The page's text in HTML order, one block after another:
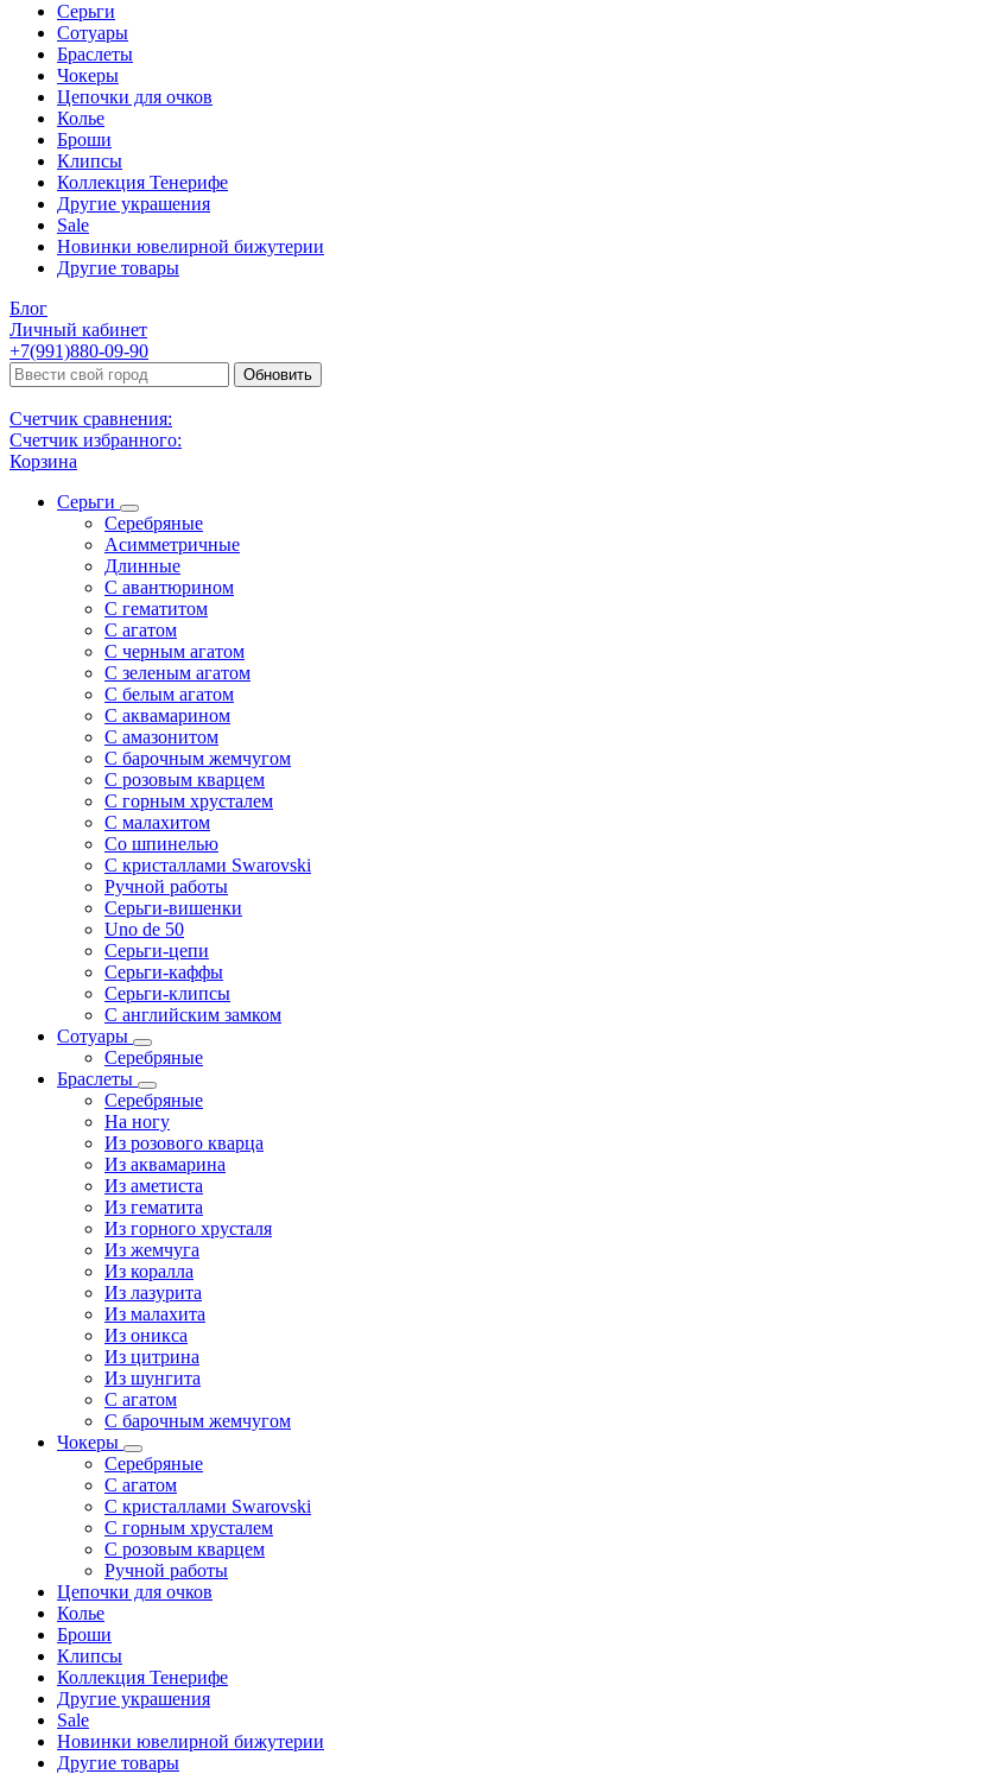
Серьги
Сотуары
Браслеты
Чокеры
Цепочки для очков
Колье
Броши
Клипсы
Коллекция Тенерифе
Другие украшения
Sale
Новинки ювелирной бижутерии
Другие товары
Блог
Личный кабинет
+7(991)880-09-90
Обновить
Счетчик сравнения:
Счетчик избранного:
Корзина
Серьги
Серебряные
Асимметричные
Длинные
С авантюрином
С гематитом
С агатом
С черным агатом
С зеленым агатом
С белым агатом
С аквамарином
С амазонитом
С барочным жемчугом
С розовым кварцем
С горным хрусталем
С малахитом
Со шпинелью
С кристаллами Swarovski
Ручной работы
Серьги-вишенки
Uno de 50
Серьги-цепи
Серьги-каффы
Серьги-клипсы
С английским замком
Сотуары
Серебряные
Браслеты
Серебряные
На ногу
Из розового кварца
Из аквамарина
Из аметиста
Из гематита
Из горного хрусталя
Из жемчуга
Из коралла
Из лазурита
Из малахита
Из оникса
Из цитрина
Из шунгита
С агатом
С барочным жемчугом
Чокеры
Серебряные
С агатом
С кристаллами Swarovski
С горным хрусталем
С розовым кварцем
Ручной работы
Цепочки для очков
Колье
Броши
Клипсы
Коллекция Тенерифе
Другие украшения
Sale
Новинки ювелирной бижутерии
Другие товары